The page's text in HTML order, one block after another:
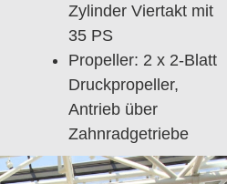
Zylinder Viertakt mit
35 PS
Propeller: 2 x 2-Blatt
Druckpropeller,
Antrieb über
Zahnradgetriebe